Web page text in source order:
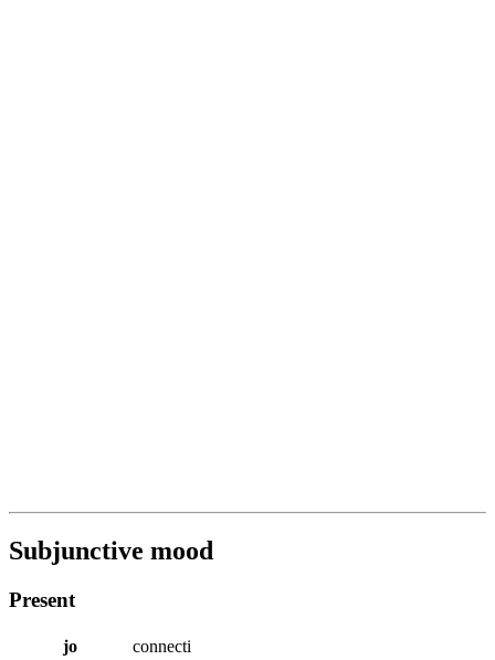
Subjunctive mood
Present
jo
connecti